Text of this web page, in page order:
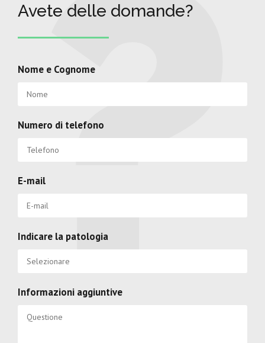
Avete delle domande?
Nome e Cognome
Numero di telefono
E-mail
Indicare la patologia
Informazioni aggiuntive